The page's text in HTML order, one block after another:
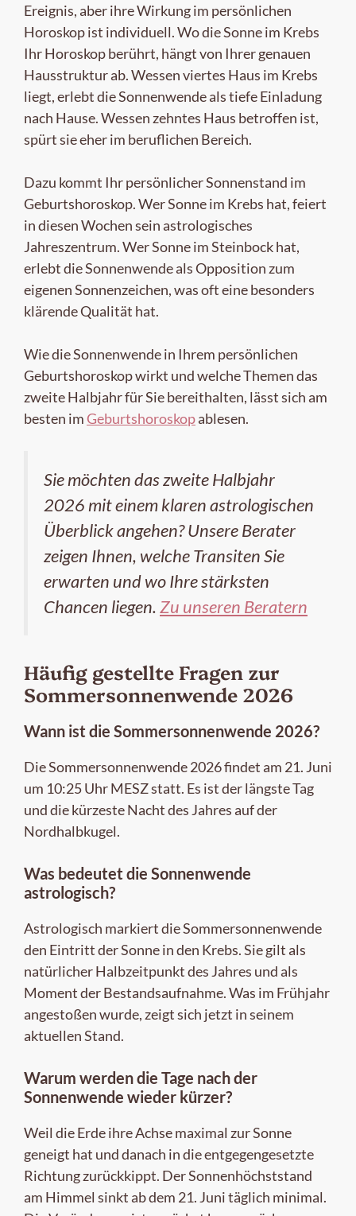
Ereignis, aber ihre Wirkung im persönlichen
Horoskop ist individuell. Wo die Sonne im Krebs
Ihr Horoskop berührt, hängt von Ihrer genauen
Hausstruktur ab. Wessen viertes Haus im Krebs
liegt, erlebt die Sonnenwende als tiefe Einladung
nach Hause. Wessen zehntes Haus betroffen ist,
spürt sie eher im beruflichen Bereich.
Dazu kommt Ihr persönlicher Sonnenstand im
Geburtshoroskop. Wer Sonne im Krebs hat, feiert
in diesen Wochen sein astrologisches
Jahreszentrum. Wer Sonne im Steinbock hat,
erlebt die Sonnenwende als Opposition zum
eigenen Sonnenzeichen, was oft eine besonders
klärende Qualität hat.
Wie die Sonnenwende in Ihrem persönlichen
Geburtshoroskop wirkt und welche Themen das
zweite Halbjahr für Sie bereithalten, lässt sich am
besten imGeburtshoroskopablesen.
Sie möchten das zweite Halbjahr
2026 mit einem klaren astrologischen
Überblick angehen? Unsere Berater
zeigen Ihnen, welche Transiten Sie
erwarten und wo Ihre stärksten
Chancen liegen.Zu unseren Beratern
Häufig gestellte Fragen zur
Sommersonnenwende 2026
Wann ist die Sommersonnenwende 2026?
Die Sommersonnenwende 2026 findet am 21. Juni
um 10:25 Uhr MESZ statt. Es ist der längste Tag
und die kürzeste Nacht des Jahres auf der
Nordhalbkugel.
Was bedeutet die Sonnenwende
astrologisch?
Astrologisch markiert die Sommersonnenwende
den Eintritt der Sonne in den Krebs. Sie gilt als
natürlicher Halbzeitpunkt des Jahres und als
Moment der Bestandsaufnahme. Was im Frühjahr
angestoßen wurde, zeigt sich jetzt in seinem
aktuellen Stand.
Warum werden die Tage nach der
Sonnenwende wieder kürzer?
Weil die Erde ihre Achse maximal zur Sonne
geneigt hat und danach in die entgegengesetzte
Richtung zurückkippt. Der Sonnenhöchststand
am Himmel sinkt ab dem 21. Juni täglich minimal.